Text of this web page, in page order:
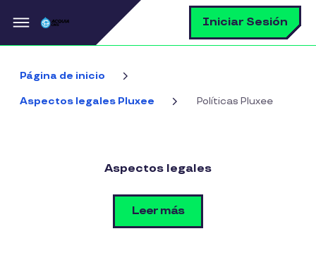
Pasar al contenido principal Iniciar Sesión
Página de inicio
Aspectos legales Pluxee Políticas Pluxee
Aspectos legales
Leer más